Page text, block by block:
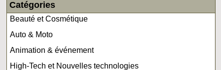
Catégories
Beauté et Cosmétique
Auto & Moto
Animation & événement
High-Tech et Nouvelles technologies